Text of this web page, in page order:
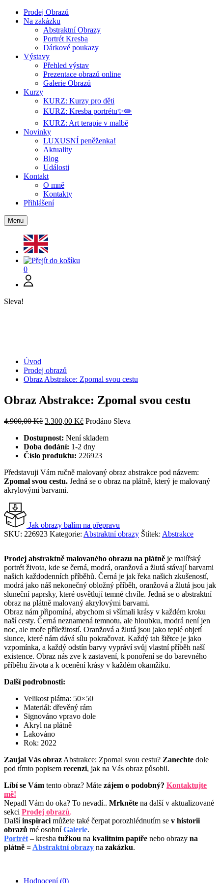
Prodej Obrazů
Na zakázku
Abstraktní Obrazy
Portrét Kresba
Dárkové poukazy
Výstavy
Přehled výstav
Prezentace obrazů online
Galerie Obrazů
Kurzy
KURZ: Kurzy pro děti
KURZ: Kresba portrétu✨✏️
KURZ: Art terapie v malbě
Novinky
LUXUSNÍ peněženka!
Aktuality
Blog
Události
Kontakt
O mně
Kontakty
Přihlášení
Menu
0
Sleva!
Úvod
Prodej obrazů
Obraz Abstrakce: Zpomal svou cestu
Obraz Abstrakce: Zpomal svou cestu
4.900,00Kč Původní
byla:
4.900,00 Kč.
3.300,00 KčAktuální
je:
3.300,00 Kč.
Prodáno Sleva
Dostupnost: Není skladem
Doba dodání: 1-2 dny
Číslo produktu: 226923
Představuji Vám ručně malovaný obraz abstrakce pod názvem:
Zpomal svou cestu. Jedná se o obraz na plátně, který je malovaný
akrylovými barvami.
Jak obrazy balím na přepravu
SKU: 226923 Kategorie: Abstraktní obrazy Štítek: Abstrakce
Prodej abstraktně malovaného obrazu na plátně je malířský
portrét života, kde se černá, modrá, oranžová a žlutá stávají barvami
našich každodenních příběhů. Černá je jak řeka našich zkušeností,
modrá jako náš nekonečný obložný příběh, oranžová a žlutá jsou jak
sluneční paprsky, které osvětlují temné chvíle. Jedná se o abstraktní
obraz na plátně malovaný akrylovými barvami.
Obraz nám připomíná, abychom si všímali krásy v každém kroku
naší cesty. Černá neznamená temnotu, ale hloubku, modrá není jen
noc, ale moře příležitostí. Oranžová a žlutá jsou jako teplé objetí
slunce, které nám dává sílu pokračovat. Každý tah štětce je jako
vzpomínka, a každý odstín barvy vypráví svůj vlastní příběh naší
existence. Obraz nás zve k zastavení, k ponoření se do barevného
příběhu života a k ocenění krásy v každém okamžiku.
Další podrobnosti:
Velikost plátna: 50×50
Materiál: dřevěný rám
Signováno vpravo dole
Akryl na plátně
Lakováno
Rok: 2022
Zaujal Vás obraz Abstrakce: Zpomal svou cestu? Zanechte dole
pod tímto popisem recenzi, jak na Vás obraz působil.
Líbí se Vám tento obraz? Máte zájem o podobný? Kontaktujte
mě!
Nepadl Vám do oka? To nevadí.. Mrkněte na další v aktualizované
sekci Prodej obrazů.
Dalšíinspiraci můžete také čerpat porozhlédnutím se v historii
obrazů mé osobníGalerie.
Portrét – kresba tužkou na kvalitním papíře nebo obrazy na
plátně = Abstraktní obrazy na zakázku.
Hodnocení (0)